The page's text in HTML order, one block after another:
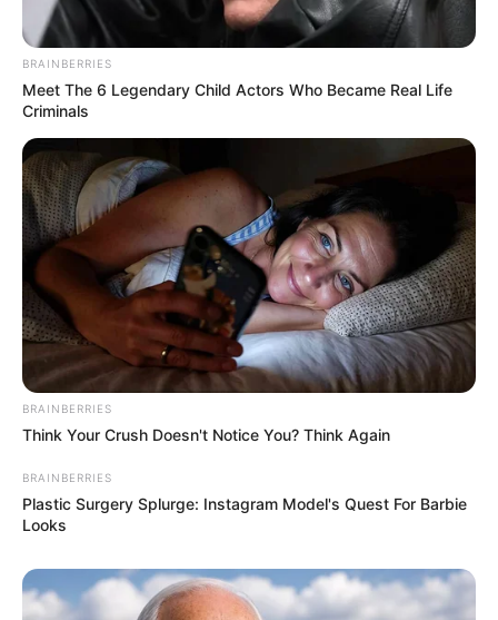
BRAINBERRIES
Meet The 6 Legendary Child Actors Who Became Real Life
Criminals
BRAINBERRIES
Think Your Crush Doesn't Notice You? Think Again
BRAINBERRIES
Plastic Surgery Splurge: Instagram Model's Quest For Barbie
Looks